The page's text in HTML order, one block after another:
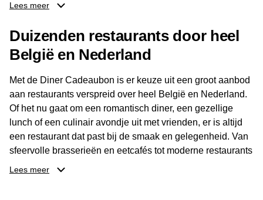
ontvanger eenvoudig een locatie kiezen die past bij de
smaak en gelegenheid. Zo geeft de Diner Cadeaubon niet
alleen een diner, maar ook een gezellig moment om
Lees meer
Duizenden restaurants door heel
België en Nederland
Met de Diner Cadeaubon is er keuze uit een groot aanbod
aan restaurants verspreid over heel België en Nederland.
Of het nu gaat om een romantisch diner, een gezellige
lunch of een culinair avondje uit met vrienden, er is altijd
een restaurant dat past bij de smaak en gelegenheid. Van
sfeervolle brasserieën en eetcafés tot moderne restaurants
en gastronomische locaties: er is voor ieder wat wils.
Lees meer